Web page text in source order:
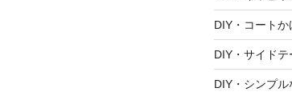
DIY・コートか
DIY・サイドテ
DIY・シンプ